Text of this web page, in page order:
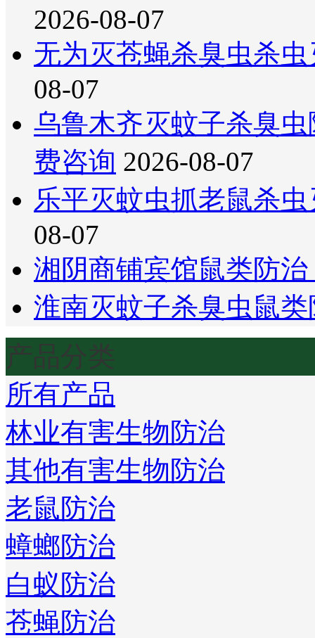
2026-08-07
无为灭苍蝇杀臭虫杀
08-07
乌鲁木齐灭蚊子杀臭
费咨询 2026-08-07
乐平灭蚊虫抓老鼠杀
08-07
湘阴商铺宾馆鼠类防
淮南灭蚊子杀臭虫鼠
产品分类
所有产品
林业有害生物防治
其他有害生物防治
老鼠防治
蟑螂防治
白蚁防治
苍蝇防治